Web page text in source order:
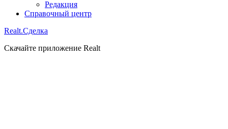
Редакция
Справочный центр
Realt.Сделка
Скачайте приложение Realt